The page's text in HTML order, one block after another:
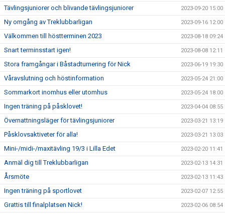
Tävlingsjuniorer och blivande tävlingsjuniorer 2023-09-20 15:00
Ny omgång av Treklubbarligan 2023-09-16 12:00
Välkommen till höstterminen 2023 2023-08-18 09:24
Snart terminsstart igen! 2023-08-08 12:11
Stora framgångar i Båstadturnering för Nick 2023-06-19 19:30
Våravslutning och höstinformation 2023-05-24 21:00
Sommarkort inomhus eller utomhus 2023-05-24 18:00
Ingen träning på påsklovet! 2023-04-04 08:55
Övernattningsläger för tävlingsjuniorer 2023-03-21 13:19
Påsklovsaktiveter för alla! 2023-03-21 13:03
Mini-/midi-/maxitävling 19/3 i Lilla Edet 2023-02-20 11:41
Anmäl dig till Treklubbarligan 2023-02-13 14:31
Årsmöte 2023-02-13 11:43
Ingen träning på sportlovet 2023-02-07 12:55
Grattis till finalplatsen Nick! 2023-02-06 08:54